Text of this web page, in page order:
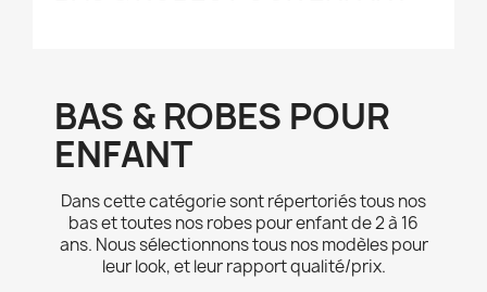
BAS & ROBES POUR
ENFANT
Dans cette catégorie sont répertoriés tous nos
bas et toutes nos robes pour enfant de 2 à 16
ans. Nous sélectionnons tous nos modèles pour
leur look, et leur rapport qualité/prix.